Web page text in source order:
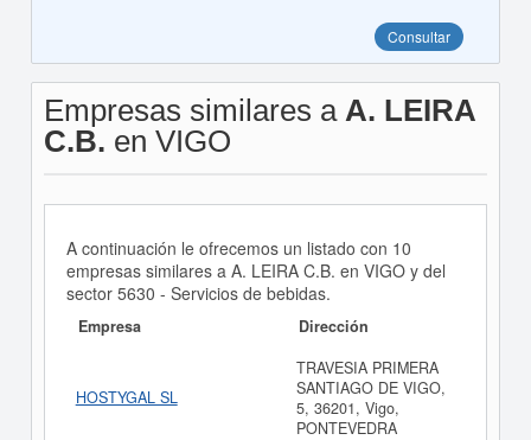
Consultar
Empresas similares a A. LEIRA
C.B. en VIGO
A continuación le ofrecemos un listado con 10
empresas similares a A. LEIRA C.B. en VIGO y del
sector 5630 - Servicios de bebidas.
Empresa Dirección
HOSTYGAL SL
TRAVESIA PRIMERA
SANTIAGO DE VIGO,
5, 36201, Vigo,
PONTEVEDRA